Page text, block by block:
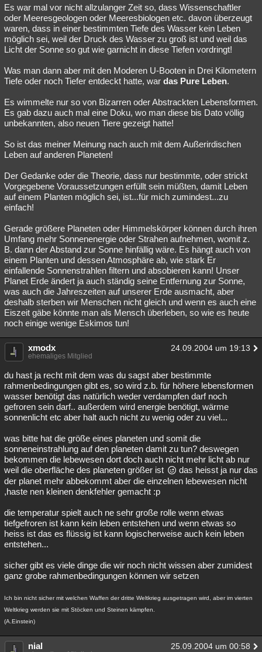
Es war mal vor nicht allzulanger Zeit so, dass Wissenschaftler
oder Meeresgeologen oder Meeresbiologen etc. davon überzeugt
waren, dass in einer bestimmten Tiefe des Wasser kein Leben
möglich sei, weil der Druck des Wasser zu groß ist und weil das
Licht der Sonne so gut wie garnicht in diese Tiefen vordringt!
Was man dann aber mit den Moderen U-Booten in Drei Kilometern
Tiefe oder noch Tiefer entdeckt hatte, war das Pure Leben.
Es wimmelte nur so von Bizarren oder Abstrackten Lebensformen.
Es gab dazu auch mal eine Doku, wo man diese bis Dato völlig
unbekannten, also neuen Tiere gezeigt hatte!
So ist das meiner Meinung nach auch mit dem Außerirdischen
Leben auf anderen Planeten!
Der Gedanke oder die Theorie, dass nur bestimmte, oder strickt
Vorgegebene Voraussetzungen erfüllt sein müßten, damit Leben
auf einem Planten möglich sei, ist...für mich zumindest...zu
einfach!
Gerade größere Planeten oder Himmelskörper können durch ihren
Umfang mehr Sonnenenergie oder Strahen aufnehmen, womit z.
B. dann der Abstand zur Sonne hinfällig wäre. Es hängt auch von
einem Planten und dessen Atmosphäre ab, wie stark Er
einfallende Sonnenstrahlen filtern und absobieren kann! Unser
Planet Erde ändert ja auch ständig seine Entfernung zur Sonne,
was auch die Jahreszeiten auf unserer Erde ausmacht, aber
deshalb sterben wir Menschen nicht gleich und wenn es auch eine
Eiszeit gäbe könnte man als Mensch überleben, so wie es heute
noch einige wenige Eskimos tun!
xmodx 24.09.2004 um 19:13
ehemaliges Mitglied
du hast ja recht mit dem was du sagst aber bestimmte
rahmenbedingungen gibt es, so wird z.b. für höhere lebensformen
wasser benötigt das natürlich weder verdampfen darf noch
gefroren sein darf.. außerdem wird energie benötigt, wärme
sonnenlicht etc aber halt auch nicht zu wenig oder zu viel...
was bitte hat die größe eines planeten und somit die
sonneneinstrahlung auf den planeten damit zu tun? deswegen
bekommen die lebewesen dort doch auch nicht mehr licht ab nur
weil die oberfläche des planeten größer ist
das heisst ja nur das
der planet mehr abbekommt aber die einzelnen lebewesen nicht
,haste nen kleinen denkfehler gemacht :p
die temperatur spielt auch ne sehr große rolle wenn etwas
tiefgefroren ist kann kein leben entstehen und wenn etwas so
heiss ist das es flüssig ist kann logischerweise auch kein leben
entstehen...
sicher gibt es viele dinge die wir noch nicht wissen aber zumidest
ganz grobe rahmenbedingungen können wir setzen
Ich bin nicht sicher mit welchen Waffen der dritte Weltkrieg ausgetragen wird, aber im vierten
Weltkrieg werden sie mit Stöcken und Steinen kämpfen.
(A.Einstein)
nial 25.09.2004 um 00:58